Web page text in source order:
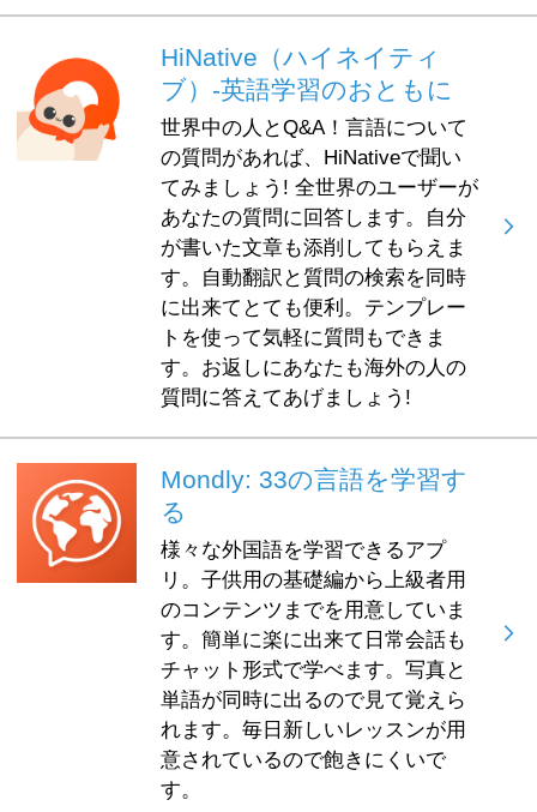
HiNative（ハイネイティ
ブ）-英語学習のおともに
世界中の人とQ&A！言語について
の質問があれば、HiNativeで聞い
てみましょう! 全世界のユーザーが
あなたの質問に回答します。自分
が書いた文章も添削してもらえま
す。自動翻訳と質問の検索を同時
に出来てとても便利。テンプレー
トを使って気軽に質問もできま
す。お返しにあなたも海外の人の
質問に答えてあげましょう!
Mondly: 33の言語を学習す
る
様々な外国語を学習できるアプ
リ。子供用の基礎編から上級者用
のコンテンツまでを用意していま
す。簡単に楽に出来て日常会話も
チャット形式で学べます。写真と
単語が同時に出るので見て覚えら
れます。毎日新しいレッスンが用
意されているので飽きにくいで
す。